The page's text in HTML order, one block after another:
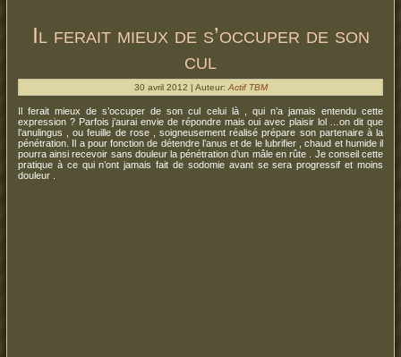
Il ferait mieux de s’occuper de son
cul
30 avril 2012 | Auteur: Actif TBM
Il ferait mieux de s’occuper de son cul celui là , qui n’a jamais entendu cette
expression ? Parfois j’aurai envie de répondre mais oui avec plaisir lol …on dit que
l’anulingus , ou feuille de rose , soigneusement réalisé prépare son partenaire à la
pénétration. Il a pour fonction de détendre l’anus et de le lubrifier , chaud et humide il
pourra ainsi recevoir sans douleur la pénétration d’un mâle en rûte . Je conseil cette
pratique à ce qui n’ont jamais fait de sodomie avant se sera progressif et moins
douleur .